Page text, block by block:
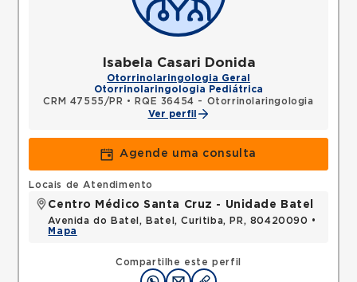
Isabela Casari Donida
Otorrinolaringologia Geral
Otorrinolaringologia Pediátrica
CRM 47555/PR •
RQE 36454 - Otorrinolaringologia
Ver perfil
Agende uma consulta
Compartilhe este perfil
Locais de Atendimento
Centro Médico Santa Cruz - Unidade Batel
Avenida do Batel, Batel, Curitiba, PR, 80420090 •
Mapa